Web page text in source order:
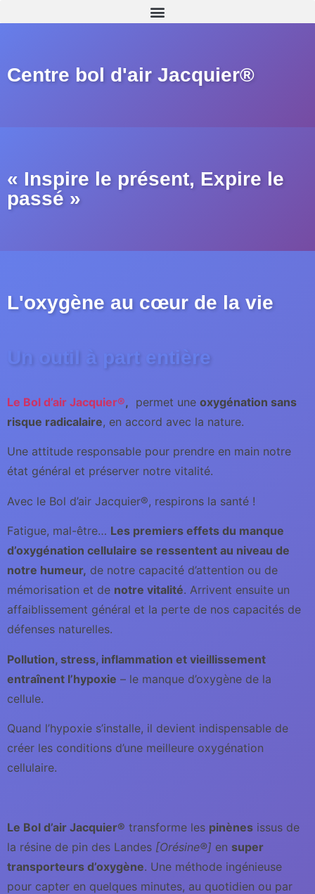
Centre bol d'air Jacquier®
« Inspire le présent, Expire le
passé »
L'oxygène au cœur de la vie
Un outil à part entière
Le Bol d’air Jacquier®, permet une oxygénation sans
risque radicalaire, en accord avec la nature.
Une attitude responsable pour prendre en main notre
état général et préserver notre vitalité.
Avec le Bol d’air Jacquier®, respirons la santé !
Fatigue, mal-être… Les premiers effets du manque
d’oxygénation cellulaire se ressentent au niveau de
notre humeur, de notre capacité d’attention ou de
mémorisation et de notre vitalité. Arrivent ensuite un
affaiblissement général et la perte de nos capacités de
défenses naturelles.
Pollution, stress, inflammation et vieillissement
entraînent l’hypoxie – le manque d’oxygène de la
cellule.
Quand l’hypoxie s’installe, il devient indispensable de
créer les conditions d’une meilleure oxygénation
cellulaire.
Le Bol d’air Jacquier® transforme les pinènes issus de
la résine de pin des Landes [Orésine®] en super
transporteurs d’oxygène. Une méthode ingénieuse
pour capter en quelques minutes, au quotidien ou par